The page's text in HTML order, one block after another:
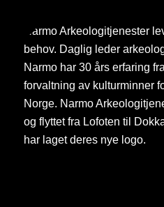
Narmo Arkeologitjenester
behov. Daglig leder
Narmo har 30 års erfaring
forvaltning av kulturminner
Norge. Narmo
og flyttet fra Lofoten til
har laget deres nye logo.